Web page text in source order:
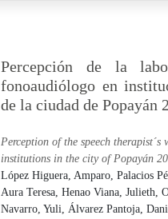
Percepción de la
fonoaudiólogo en
de la ciudad de Popayán
Perception of the speech therapist´s
institutions in the city of Popayán
López Higuera, Amparo,Palacios
Aura Teresa,Henao Viana, Julieth,
Navarro, Yuli,Álvarez Pantoja,